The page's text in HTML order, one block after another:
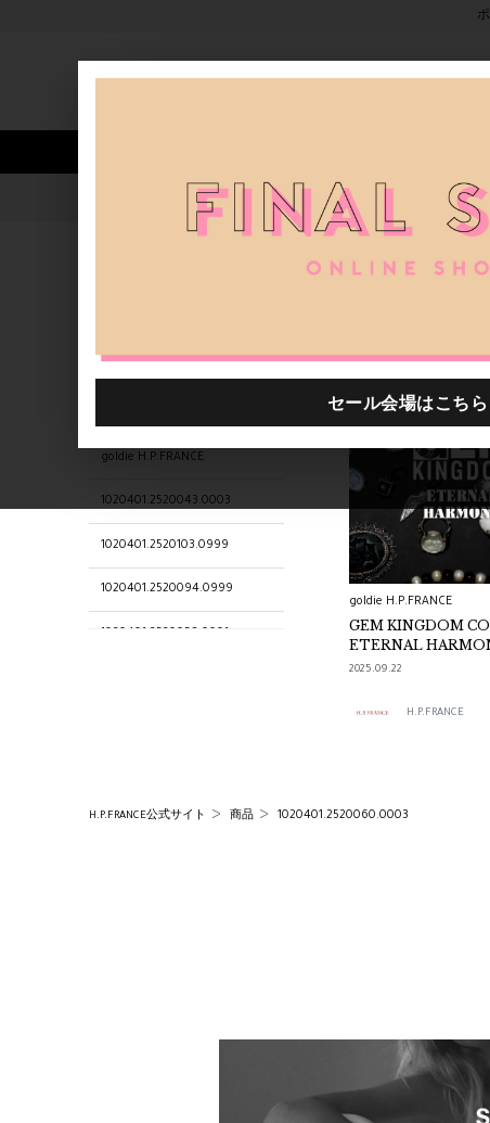
人気ワード セール 40th限定
goldie H.P.FRANCE
1020401.2520043.0003
1020401.2520103.0999
1020401.2520094.0999
1020401.2520085.0999
goldie H.P.FRANCE
GEM KINGDOM
ETERNAL
2025.09.22
H.P.FRANCE
H.P.FRANCE公式サイト 商品 1020401.2520060.0003